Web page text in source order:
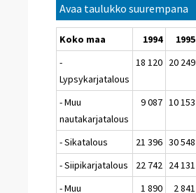
Avaa taulukko suurempana
Koko maa 1994 1995
-
Lypsykarjatalous
18 120 20 249
- Muu
nautakarjatalous
9 087 10 153
- Sikatalous 21 396 30 548
- Siipikarjatalous
22 742 24 131
- Muu
1 890 2 841